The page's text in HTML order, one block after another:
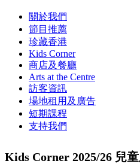
關於我們
節目推薦
珍藏香港
Kids Corner
商店及餐廳
Arts at the Centre
訪客資訊
場地租用及廣告
短期課程
支持我們
Kids Corner 2025/26 兒